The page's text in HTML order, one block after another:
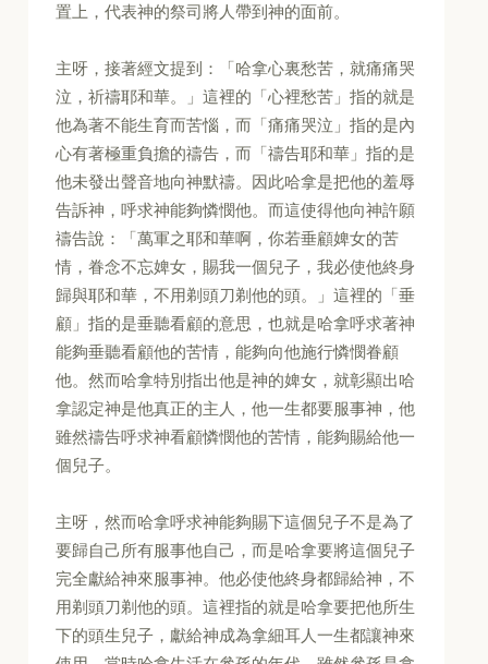
置上，代表神的祭司將人帶到神的面前。
主呀，接著經文提到：「哈拿心裏愁苦，就痛痛哭
泣，祈禱耶和華。」這裡的「心裡愁苦」指的就是
他為著不能生育而苦惱，而「痛痛哭泣」指的是內
心有著極重負擔的禱告，而「禱告耶和華」指的是
他未發出聲音地向神默禱。因此哈拿是把他的羞辱
告訴神，呼求神能夠憐憫他。而這使得他向神許願
禱告說：「萬軍之耶和華啊，你若垂顧婢女的苦
情，眷念不忘婢女，賜我一個兒子，我必使他終身
歸與耶和華，不用剃頭刀剃他的頭。」這裡的「垂
顧」指的是垂聽看顧的意思，也就是哈拿呼求著神
能夠垂聽看顧他的苦情，能夠向他施行憐憫眷顧
他。然而哈拿特別指出他是神的婢女，就彰顯出哈
拿認定神是他真正的主人，他一生都要服事神，他
雖然禱告呼求神看顧憐憫他的苦情，能夠賜給他一
個兒子。
主呀，然而哈拿呼求神能夠賜下這個兒子不是為了
要歸自己所有服事他自己，而是哈拿要將這個兒子
完全獻給神來服事神。他必使他終身都歸給神，不
用剃頭刀剃他的頭。這裡指的就是哈拿要把他所生
下的頭生兒子，獻給神成為拿細耳人一生都讓神來